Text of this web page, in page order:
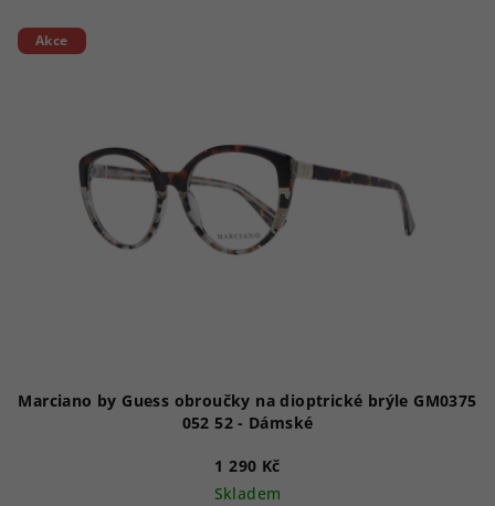
Akce
Marciano by Guess obroučky na dioptrické brýle GM0375
052 52 - Dámské
1 290 Kč
Skladem